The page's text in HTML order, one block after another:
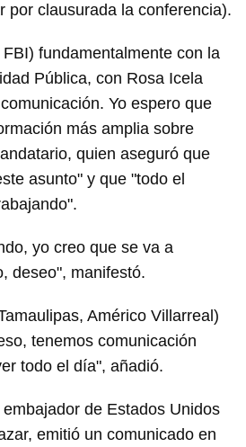
por clausurada la conferencia).
fundamentalmente con la
Pública, con Rosa Icela
Yo espero que
más amplia sobre
quien aseguró que
asunto" y que "todo el
yo creo que se va a
deseo", manifestó.
Américo Villarreal)
tenemos comunicación
todo el día", añadió.
de Estados Unidos
emitió un comunicado en